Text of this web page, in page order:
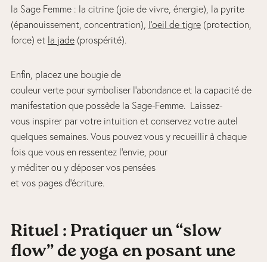
la Sage Femme : la citrine (joie de vivre, énergie), la pyrite
(épanouissement, concentration), l’oeil de tigre(protection,
force) et la jade(prospérité).
Enfin, placez une bougie de
couleur verte pour symboliser l’abondance et la capacité de
manifestation que possède la Sage-Femme. Laissez-
vous inspirer par votre intuition et conservez votre autel
quelques semaines. Vous pouvez vous y recueillir à chaque
fois que vous en ressentez l’envie, pour
y méditer ou y déposer vos pensées
et vos pages d’écriture.
Rituel : Pratiquer un “slow
flow” de yoga en posant une